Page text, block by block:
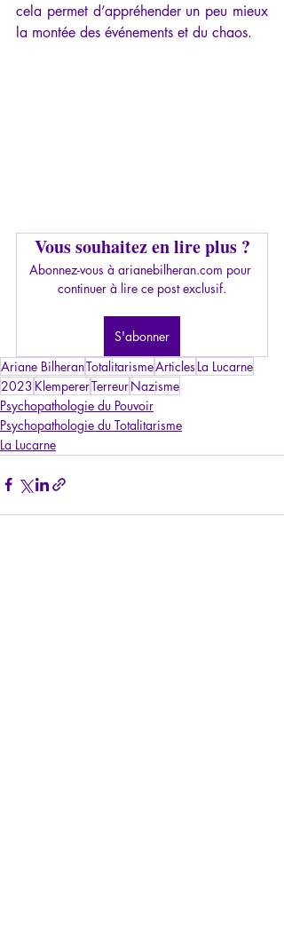
cela permet d’appréhender un peu mieux
la montée des événements et du chaos.
Vous souhaitez en lire plus ?
Abonnez-vous à arianebilheran.com pour
continuer à lire ce post exclusif.
S'abonner
Ariane BilheranTotalitarismeArticles La Lucarne
2023 KlempererTerreurNazisme
Psychopathologie du Pouvoir
Psychopathologie du Totalitarisme
La Lucarne